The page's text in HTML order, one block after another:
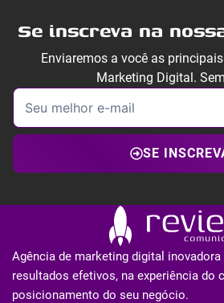
Se inscreva na
Enviaremos a você as
Marketing Digital.
SE
Agência de marketing digital
resultados efetivos, na experiência do
posicionamento do seu negócio.